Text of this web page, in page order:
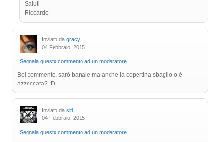
Saluti
Riccardo
Inviato da gracy
04 Febbraio, 2015
Segnala questo commento ad un moderatore
Bel commento, sarò banale ma anche la copertina sbaglio o è
azzeccata? :D
Inviato da siti
04 Febbraio, 2015
Segnala questo commento ad un moderatore